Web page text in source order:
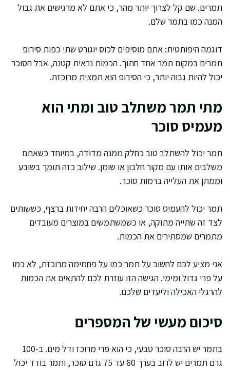
תמרים. שם קל לצרוך יותר מהר, כי אתם לא מרגישים את גבול
המנה כמו בתמר שלם.
דוגמה היפותטית: אתם מוסיפים לכוס יוגורט שתי כפות סירופ
תמרים במקום תמר אחד חתוך. הכמות נראית קטנה, אבל הסוכר
יכול להיות גבוה יותר, כי הסירופ הוא תמצית מרוכזת.
מתי תמר משתלב טוב ומתי הוא
מעמיס סוכר
תמר יכול להשתלב טוב כחלק ממנה מדודה, במיוחד כשאתם
משלבים אותו עם מקור חלבון או שומן. שילוב כזה תומך בשובע
וממתן את העלייה ברמות סוכר.
תמר יכול להעמיס סוכר כשאוכלים הרבה יחידות ברצף, כששותים
לצד זה שתייה מתוקה, או כשמשתמשים במוצרים מעובדים
מתמרים שמסתירים את הכמות.
אני מציע לכם לחשוב על תמר כמו על פחמימה מרוכזת, לא כמו
על פרי גדול ומימי. הגישה הזו עוזרת לכם להתאים את הכמות
להרגלי האכילה וליעדים שלכם.
סיכום מעשי של המספרים
בתמר יש הרבה סוכר טבעי, כי הוא פרי מרוכז ודל מים. ב-100
גרם תמרים יש לרוב בערך 60 עד 75 גרם סוכר, ותמר בודד יכול